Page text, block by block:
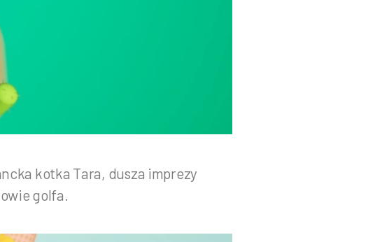
kotka Tara, dusza imprezy
golfa.